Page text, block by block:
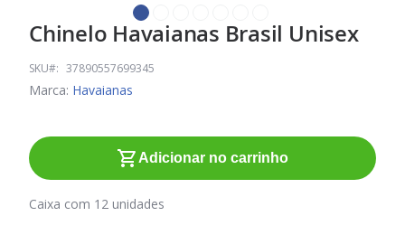
Saltar
o
início
de
imagens
Chinelo Havaianas Brasil Unisex
SKU 37890557699345
Marca: Havaianas
Adicionar no carrinho
Caixa com 12 unidades